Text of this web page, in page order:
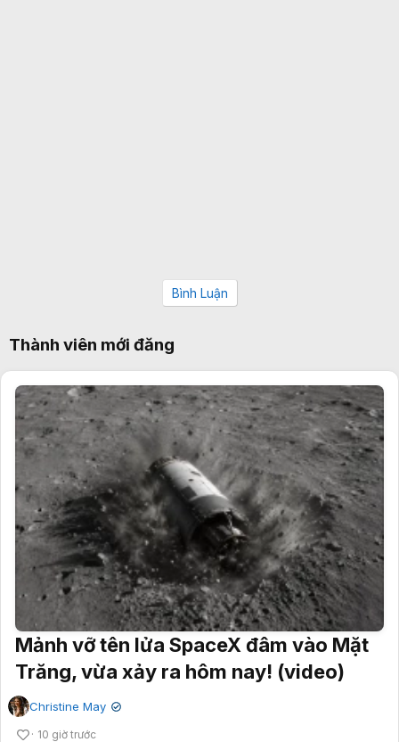
Bình Luận
Thành viên mới đăng
Mảnh vỡ tên lửa SpaceX đâm vào Mặt
Trăng, vừa xảy ra hôm nay! (video)
Christine May ✔
10 giờ trước